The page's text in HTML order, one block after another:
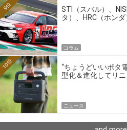
STI（スバル）、
タ）、HRC（ホン
9位
コラム
“ちょうどいいポタ
型化＆進化してリ
10位
ニュース